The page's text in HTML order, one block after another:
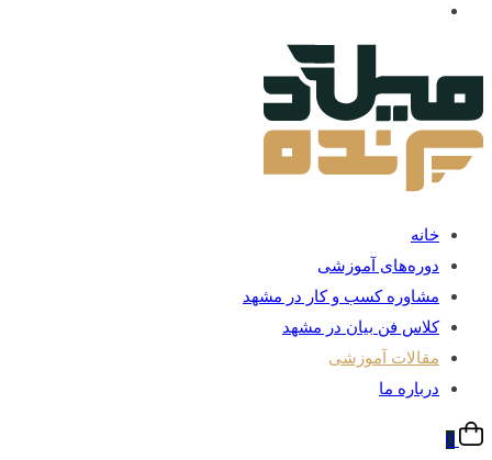
خانه
دوره‌های آموزشی
مشاوره کسب و کار در مشهد
کلاس فن بیان در مشهد
مقالات آموزشی
درباره ما
0